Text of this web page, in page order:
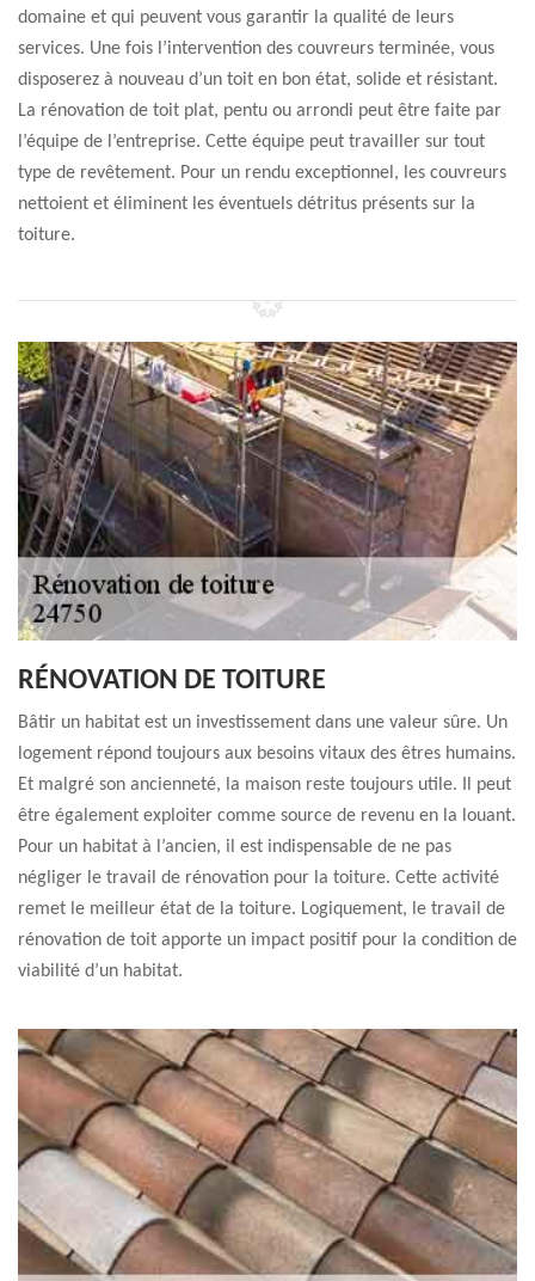
domaine et qui peuvent vous garantir la qualité de leurs
services. Une fois l’intervention des couvreurs terminée, vous
disposerez à nouveau d’un toit en bon état, solide et résistant.
La rénovation de toit plat, pentu ou arrondi peut être faite par
l’équipe de l’entreprise. Cette équipe peut travailler sur tout
type de revêtement. Pour un rendu exceptionnel, les couvreurs
nettoient et éliminent les éventuels détritus présents sur la
toiture.
RÉNOVATION DE TOITURE
Bâtir un habitat est un investissement dans une valeur sûre. Un
logement répond toujours aux besoins vitaux des êtres humains.
Et malgré son ancienneté, la maison reste toujours utile. Il peut
être également exploiter comme source de revenu en la louant.
Pour un habitat à l’ancien, il est indispensable de ne pas
négliger le travail de rénovation pour la toiture. Cette activité
remet le meilleur état de la toiture. Logiquement, le travail de
rénovation de toit apporte un impact positif pour la condition de
viabilité d’un habitat.